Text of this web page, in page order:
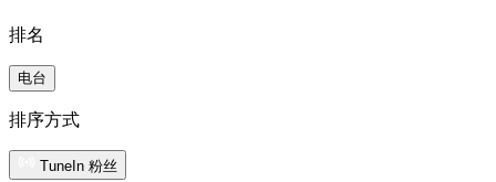
排名
电台
排序方式
TuneIn 粉丝